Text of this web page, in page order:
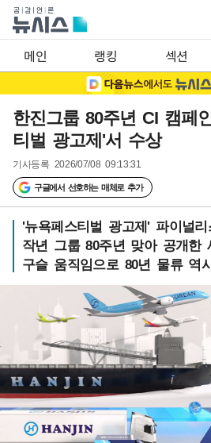
메인 랭킹 섹션
한진그룹 80주년 CI 캠페
티벌 광고제'서 수상
기사등록 2026/07/08 09:13:31
구글에서 선호하는 매체로 추가
'뉴욕페스티벌 광고제' 파이널
작년 그룹 80주년 맞아 공개한
구슬 움직임으로 80년 물류 역